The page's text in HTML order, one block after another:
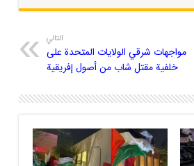
التالي
مواجهات شرقي الولايات المتحدة على
خلفية مقتل شاب من أصول إفريقية